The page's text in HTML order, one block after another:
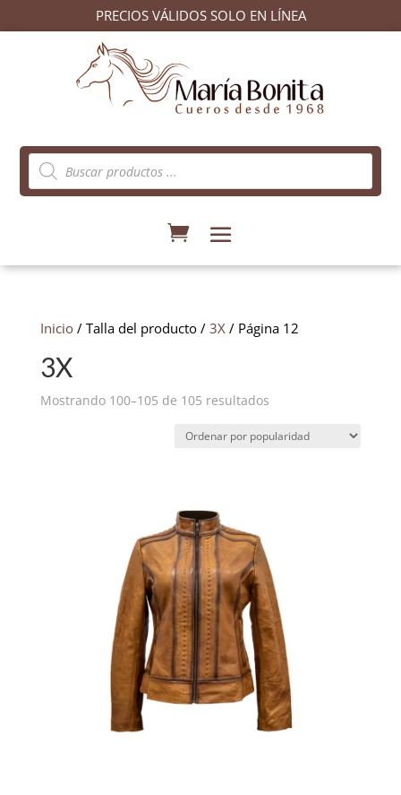
PRECIOS VÁLIDOS SOLO EN LÍNEA
Búsqueda
de
productos
Inicio/ Talla del producto / 3X/ Página 12
3X
Mostrando 100–105 de 105 resultadosOrdenado
popularidad